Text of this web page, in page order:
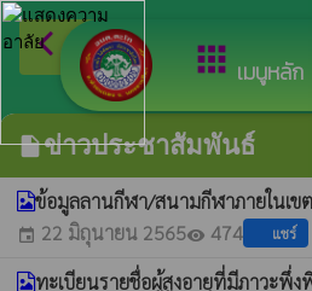
apps เมนูหลัก
arrow_back_ios กลับเมนูหลัก
insert_drive_fileข่าวประชาสัมพันธ์
ข้อมูลลานกีฬา/สนามกีฬาภายในเข
event 22 มิถุนายน 2565visibility 474 แชร์
ทะเบียนรายชื่อผู้สูงอายุที่มีภาวะพึ่ง